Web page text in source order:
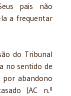
pais não
a frequentar
do Tribunal
no sentido de
por abandono
(AC n.º